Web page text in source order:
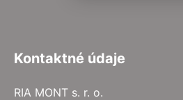
Kontaktné údaje
RIA MONT s. r. o.